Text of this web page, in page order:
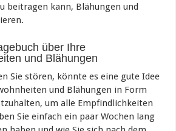
beitragen kann, Blähungen und
über Ihre
und Blähungen
Sie stören, könnte es eine gute Idee
und Blähungen in Form
um alle Empfindlichkeiten
Sie einfach ein paar Wochen lang